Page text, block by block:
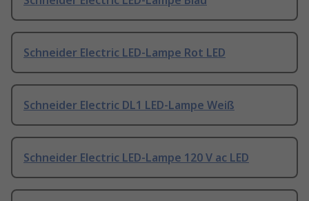
Schneider Electric LED-Lampe Rot LED
Schneider Electric DL1 LED-Lampe Weiß
Schneider Electric LED-Lampe 120 V ac LED